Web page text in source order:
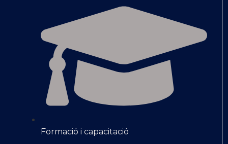
Formació i capacitació